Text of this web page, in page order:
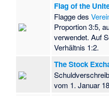
Flag of the
Flagge des
Proportion 3:5,
verwendet. Auf
Verhältnis 1:2.
The Stock
vom 1. Januar